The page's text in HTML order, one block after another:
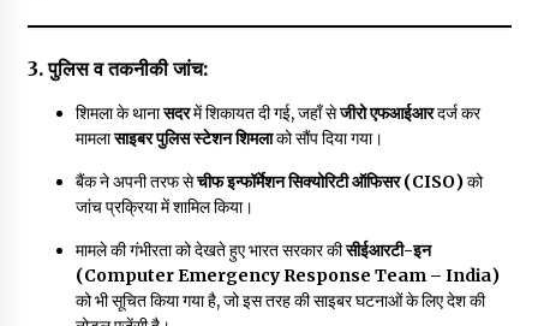
3. पुलिस व तकनीकी जांच:
शिमला के थानासदरमें शिकायत दी गई, जहाँ सेजीरो एफआईआरदर्ज कर
मामलासाइबर पुलिस स्टेशन शिमलाको सौंप दिया गया।
बैंक ने अपनी तरफ सेचीफ इन्फॉर्मेशन सिक्योरिटी ऑफिसर (CISO)को
जांच प्रक्रिया में शामिल किया।
मामले की गंभीरता को देखते हुए भारत सरकार कीसीईआरटी-इन
(Computer Emergency Response Team – India)
को भी सूचित किया गया है, जो इस तरह की साइबर घटनाओं के लिए देश की